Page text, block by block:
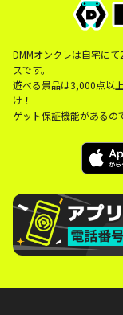
DMMオンクレは自宅に
スです。
遊べる景品は3,000点以
け！
ゲット保証機能があるの